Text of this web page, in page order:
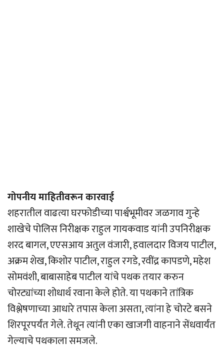
गोपनीय माहितीवरून कारवाई
शहरातील वाढत्या घरफोडीच्या पार्श्वभूमीवर जळगाव गुन्हे
शाखेचे पोलिस निरीक्षक राहुल गायकवाड यांनी उपनिरीक्षक
शरद बागल, एएसआय अतुल वंजारी, हवालदार विजय पाटील,
अक्रम शेख, किशोर पाटील, राहुल रगडे, रवींद्र कापडणे, महेश
सोमवंशी, बाबासाहेब पाटील यांचे पथक तयार करुन
चोरट्यांच्या शोधार्थ रवाना केले होते. या पथकाने तांत्रिक
विश्लेषणाच्या आधारे तपास केला असता, त्यांना हे चोरटे बसने
शिरपूरपर्यंत गेले. तेथून त्यांनी एका खाजगी वाहनाने सेंधवार्यंत
गेल्याचे पथकाला समजले.